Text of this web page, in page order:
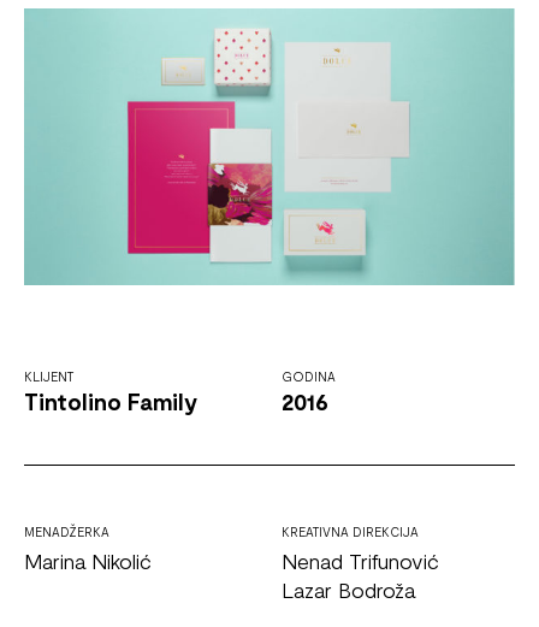
KLIJENT
Tintolino Family
GODINA
2016
MENADŽERKA
Marina Nikolić
KREATIVNA DIREKCIJA
Nenad Trifunović
Lazar Bodroža